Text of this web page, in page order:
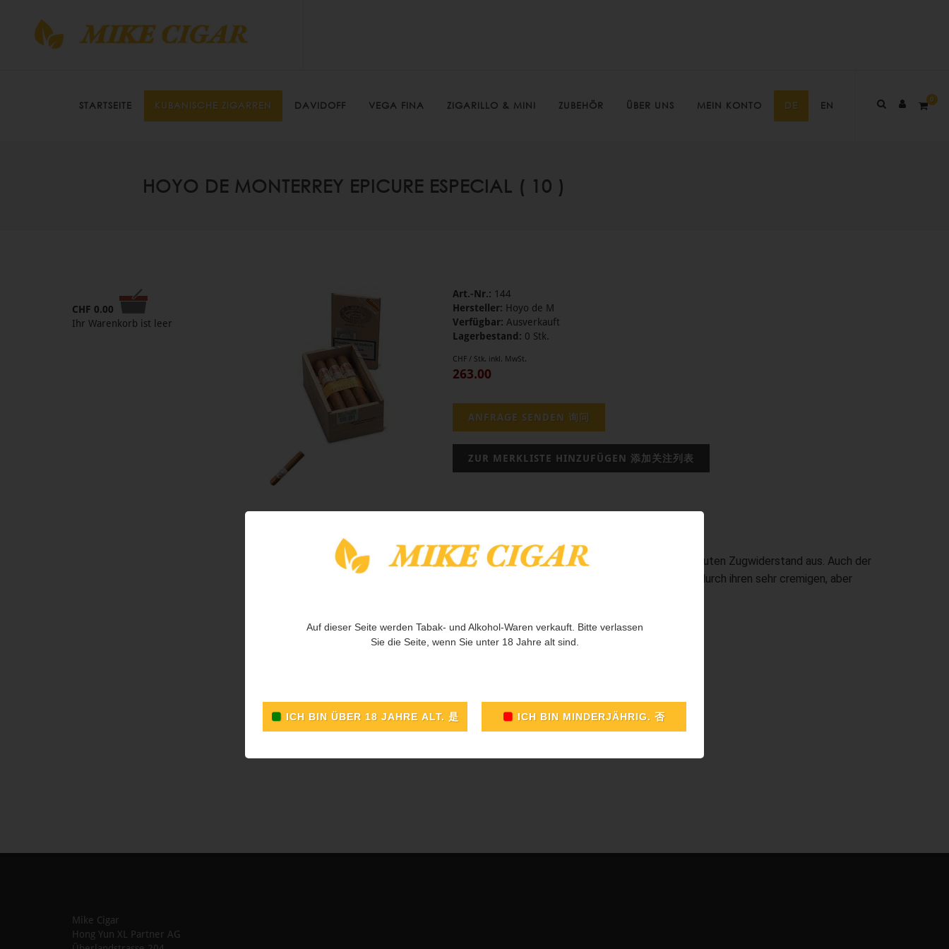
STARTSEITE KUBANISCHE ZIGARREN DAVIDOFF VEGA FINA ZIGARILLO & MINI ZUBEHÖR ÜBER UNS MEIN KONTO DE EN
0
HOYO DE MONTERREY EPICURE ESPECIAL ( 10 )
CHF 0.00
Ihr Warenkorb ist leer
Art.-Nr.: 144
Hersteller: Hoyo de M
Verfügbar: Ausverkauft
Lagerbestand: 0 Stk.
CHF / Stk. inkl. MwSt.
263.00
Die Hoyo de Monterrey Epicure Especial ist fest gerollt und zeichnet sich durch einen guten Zugwiderstand aus. Auch der
Abbrand ist gut und zeigt feste hellgraue Asche. Geschmacklich überzeugt die Zigarre durch ihren sehr cremigen, aber
Länge:141mm
Einheit: Kiste à10 Stk
Mike Cigar
Hong Yun XL Partner AG
Auf dieser Seite werden Tabak- und Alkohol-Waren verkauft. Bitte verlassen
Sie die Seite, wenn Sie unter 18 Jahre alt sind.